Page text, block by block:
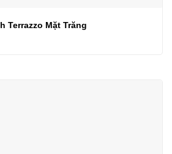
Terrazzo Mặt Trăng